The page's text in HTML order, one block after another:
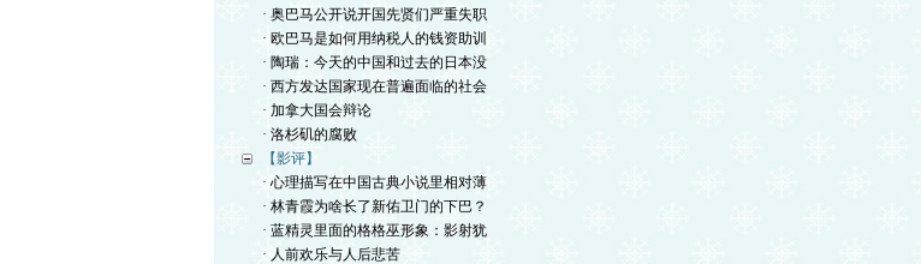
· 奥巴马公开说开国先贤们严重失职
· 欧巴马是如何用纳税人的钱资助训
· 陶瑞：今天的中国和过去的日本没
· 西方发达国家现在普遍面临的社会
· 加拿大国会辩论
· 洛杉矶的腐败
【影评】
· 心理描写在中国古典小说里相对薄
· 林青霞为啥长了新佑卫门的下巴？
· 蓝精灵里面的格格巫形象：影射犹
· 人前欢乐与人后悲苦